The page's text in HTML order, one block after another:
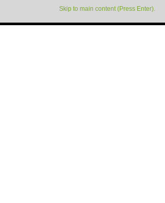
Skip to main content (Press Enter).